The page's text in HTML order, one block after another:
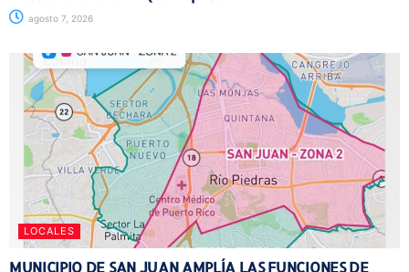
agosto 7, 2026
LOCALES
MUNICIPIO DE SAN JUAN AMPLÍA LAS FUNCIONES DE